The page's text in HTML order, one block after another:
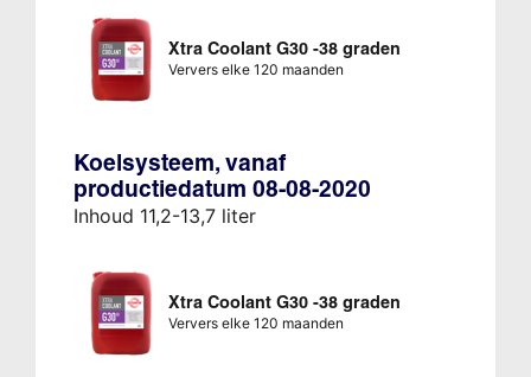
Xtra Coolant G30 -38 graden
Ververs elke 120 maanden
Koelsysteem, vanaf
productiedatum 08-08-2020
Inhoud 11,2-13,7 liter
Xtra Coolant G30 -38 graden
Ververs elke 120 maanden